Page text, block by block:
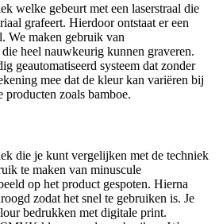
welke gebeurt met een laserstraal die
grafeert. Hierdoor ontstaat er een
We maken gebruik van
heel nauwkeurig kunnen graveren.
geautomatiseerd systeem dat zonder
mee dat de kleur kan variëren bij
zoals bamboe.
die je kunt vergelijken met de techniek
te maken van minuscule
op het product gespoten. Hierna
zodat het snel te gebruiken is. Je
bedrukken met digitale print.